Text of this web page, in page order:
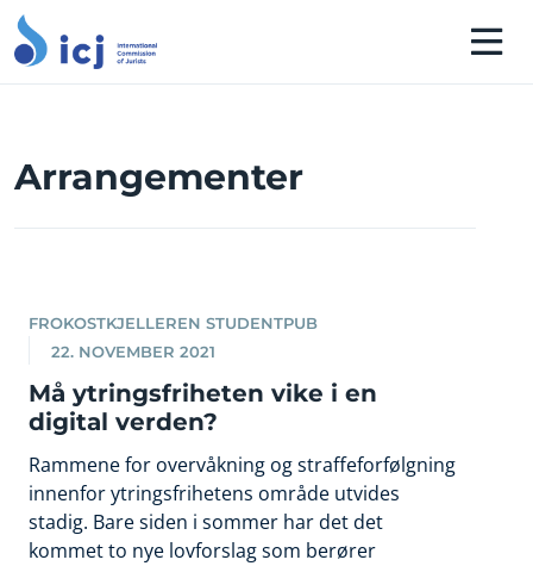
Arrangementer
FROKOSTKJELLEREN STUDENTPUB
22. NOVEMBER 2021
Må ytringsfriheten vike i en
digital verden?
Rammene for overvåkning og straffeforfølgning
innenfor ytringsfrihetens område utvides
stadig. Bare siden i sommer har det det
kommet to nye lovforslag som berører